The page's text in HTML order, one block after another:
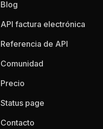
Blog
API factura electrónica
Referencia de API
Comunidad
Precio
Status page
Contacto